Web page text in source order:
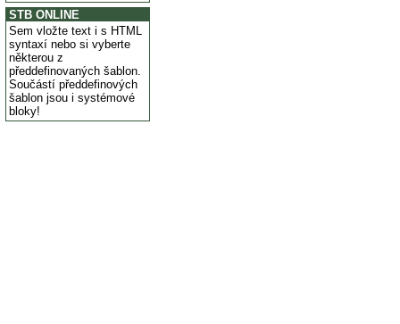
STB ONLINE
Sem vložte text i s HTML
syntaxí nebo si vyberte
některou z
předdefinovaných šablon.
Součástí předdefinových
šablon jsou i systémové
bloky!